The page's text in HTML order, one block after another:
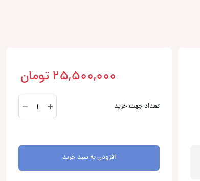
25,500,000 تومان
تعداد جهت خرید
SPE-
17SF
افزودن به سبد خرید